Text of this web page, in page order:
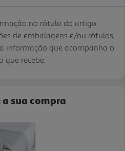
no rótulo do artigo.
de embalagens e/ou rótulos,
informação que acompanha o
que recebe.
sua compra